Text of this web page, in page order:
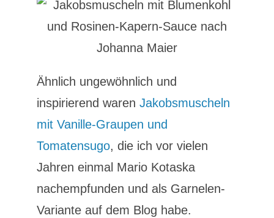
Ähnlich ungewöhnlich und
inspirierend waren Jakobsmuscheln
mit Vanille-Graupen und
Tomatensugo, die ich vor vielen
Jahren einmal Mario Kotaska
nachempfunden und als Garnelen-
Variante auf dem Blog habe.